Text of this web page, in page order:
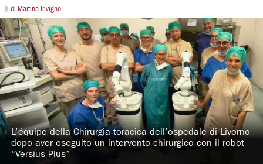
di Martina Trivigno
◗L’équipe della Chirurgia toracica dell’ospedale di Livorno
dopo aver eseguito un intervento chirurgico con il robot
“Versius Plus”